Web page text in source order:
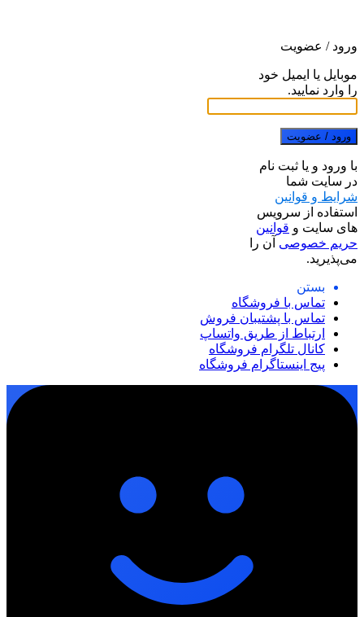
ورود / عضویت
موبایل یا ایمیل خود
را وارد نمایید.
ورود / عضویت
با ورود و یا ثبت نام
در سایت شما
شرایط و قوانین
استفاده از سرویس
های سایت و قوانین
حریم خصوصی آن را
می‌پذیرید.
بستن
تماس با فروشگاه
تماس با پشتیبان فروش
ارتباط از طریق واتساپ
کانال تلگرام فروشگاه
پیج اینستاگرام فروشگاه